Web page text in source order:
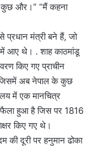
कुछ और।” “मैं कहना
मंत्री बने हैं, जो
में आए थे। . शाह काठमांडू
किए गए प्राचीन
जिसमें अब नेपाल के कुछ
में एक मानचित्र
फैला हुआ है जिस पर 1816
किए गए थे।
की दूरी पर हनुमान ढोका